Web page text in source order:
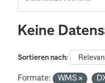
Keine
Sortieren nach
Formate: WMS